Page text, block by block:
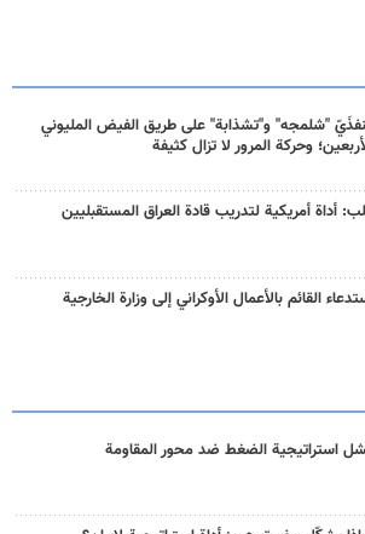
"شلمجه" و"تشذابة" على طريق الفيض المليوني
وحركة المرور لا تزال كثيفة
أداة أمريكية لتدريب قادة العراق المستقبليين
القائم بالأعمال الأوكراني إلى وزارة الخارجية
استراتيجية الضغط ضد محور المقاومة